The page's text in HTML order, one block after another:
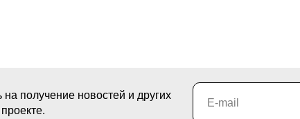
получение новостей и других